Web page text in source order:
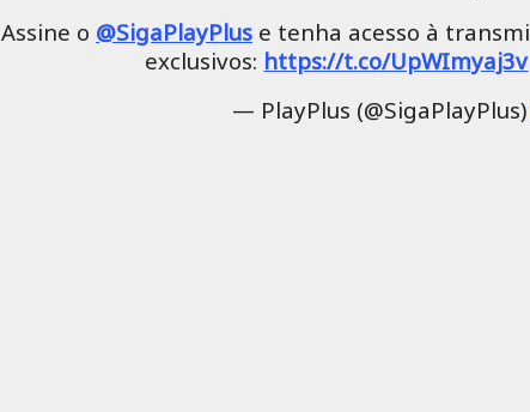
Assine o @SigaPlayPluse tenha acesso à
exclusivos: https://t.co/UpWImyaj3v
— PlayPlus (@SigaPlayPlus)